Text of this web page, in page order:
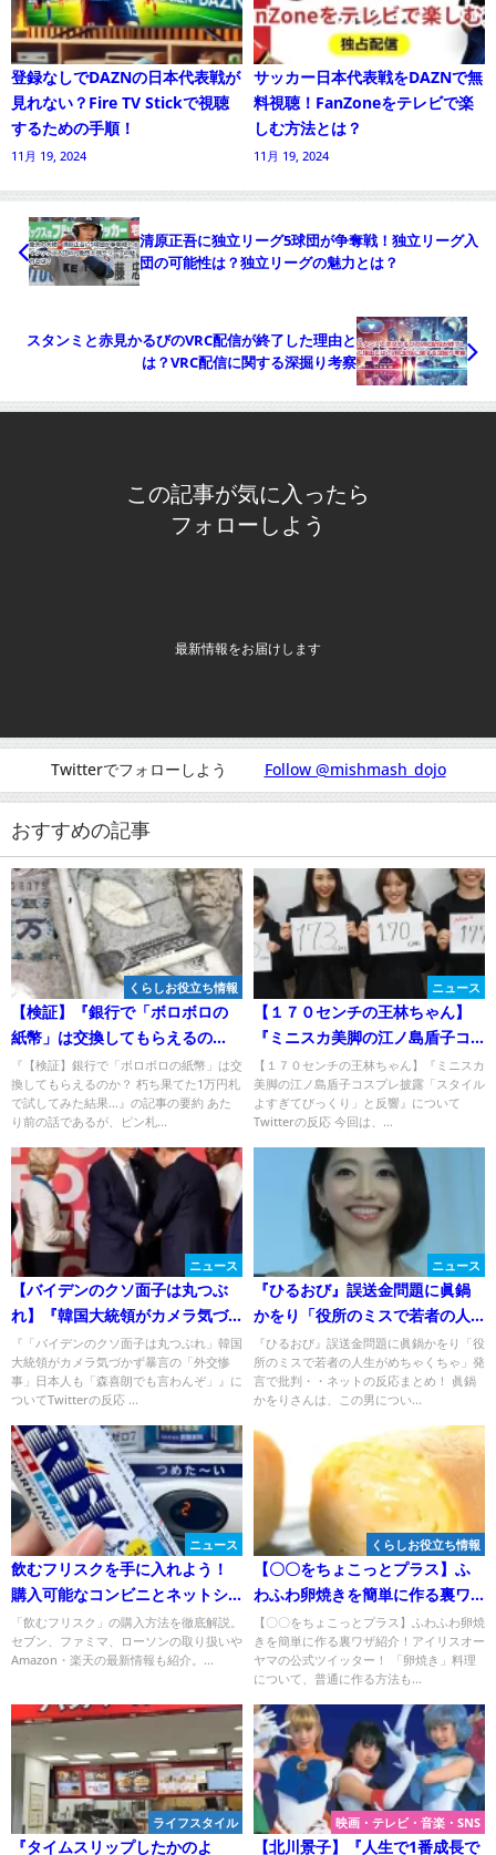
登録なしでDAZNの日本代表戦が
見れない？Fire TV Stickで視聴
するための手順！
11月 19, 2024
サッカー日本代表戦をDAZNで無
料視聴！FanZoneをテレビで楽
しむ方法とは？
11月 19, 2024
清原正吾に独立リーグ5球団が争奪戦！独立リーグ入
団の可能性は？独立リーグの魅力とは？
スタンミと赤見かるびのVRC配信が終了した理由と
は？VRC配信に関する深掘り考察
この記事が気に入ったら
フォローしよう
最新情報をお届けします
Twitterでフォローしよう Follow @mishmash_dojo
おすすめの記事
くらしお役立ち情報
【検証】『銀行で「ボロボロの
紙幣」は交換してもらえるの
か？ 朽ち果てた1万円札で試して
みた結果…』についてTwitterの
反応
『【検証】銀行で「ボロボロの紙幣」は交
換してもらえるのか？ 朽ち果てた1万円札
で試してみた結果…』の記事の要約 あた
り前の話であるが、ピン札...
ニュース
【１７０センチの王林ちゃん】
『ミニスカ美脚の江ノ島盾子コ
スプレ披露「スタイルよすぎて
びっくり」と反響』について
【１７０センチの王林ちゃん】『ミニスカ
美脚の江ノ島盾子コスプレ披露「スタイル
よすぎてびっくり」と反響』について
Twitterの反応 今回は、...
ニュース
【バイデンのクソ面子は丸つぶ
れ】『韓国大統領がカメラ気づ
かず暴言の「外交惨事」日本人
も「森喜朗でも言わんぞ」』に
ついて
『「バイデンのクソ面子は丸つぶれ」韓国
大統領がカメラ気づかず暴言の「外交惨
事」日本人も「森喜朗でも言わんぞ」』に
ついてTwitterの反応 ...
ニュース
『ひるおび』誤送金問題に眞鍋
かをり「役所のミスで若者の人
生がめちゃくちゃ」発言で批判
『ひるおび』誤送金問題に眞鍋かをり「役
所のミスで若者の人生がめちゃくちゃ」発
言で批判・・ネットの反応まとめ！ 眞鍋
かをりさんは、この男につい...
ニュース
飲むフリスクを手に入れよう！
購入可能なコンビニとネットシ
ョップの最新情報
「飲むフリスク」の購入方法を徹底解説。
セブン、ファミマ、ローソンの取り扱いや
Amazon・楽天の最新情報も紹介。...
くらしお役立ち情報
【〇〇をちょこっとプラス】ふ
わふわ卵焼きを簡単に作る裏ワ
ザ紹介！
【〇〇をちょこっとプラス】ふわふわ卵焼
きを簡単に作る裏ワザ紹介！アイリスオー
ヤマの公式ツイッター！ 「卵焼き」料理
について、普通に作る方法も...
ライフスタイル
『タイムスリップしたかのよ
映画・テレビ・音楽・SNS
【北川景子】『人生で1番成長で